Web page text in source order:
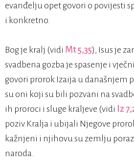
evanđelju opet govori o povijesti
i konkretno.
Bog je kralj (vidi Mt 5,35), Isus je
svadbena gozba je spasenje i
govori prorok Izaija u današnjem
su oni koji su bili pozvani na
ih proroci i sluge kraljeve (vidi Iz
poziv Kralja i ubijali Njegove
kažnjeni i njihovu su zemlju
naroda.